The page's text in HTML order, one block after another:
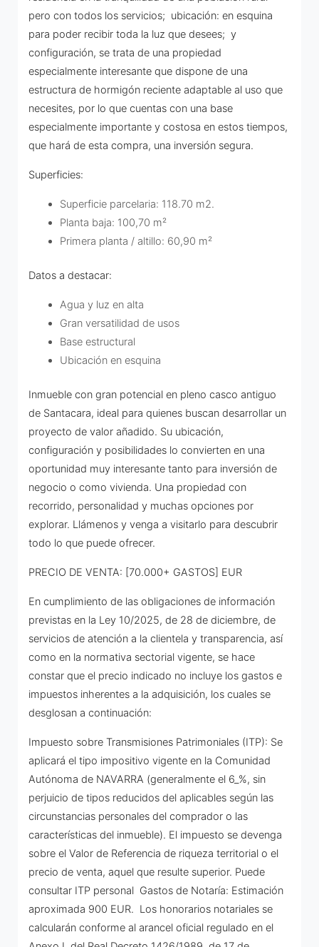
pero con todos los servicios; ubicación: en esquina
para poder recibir toda la luz que desees; y
configuración, se trata de una propiedad
especialmente interesante que dispone de una
estructura de hormigón reciente adaptable al uso que
necesites, por lo que cuentas con una base
especialmente importante y costosa en estos tiempos,
que hará de esta compra, una inversión segura.
Superficies:
Superficie parcelaria: 118.70 m2.
Planta baja: 100,70 m²
Primera planta / altillo: 60,90 m²
Datos a destacar:
Agua y luz en alta
Gran versatilidad de usos
Base estructural
Ubicación en esquina
Inmueble con gran potencial en pleno casco antiguo
de Santacara, ideal para quienes buscan desarrollar un
proyecto de valor añadido. Su ubicación,
configuración y posibilidades lo convierten en una
oportunidad muy interesante tanto para inversión de
negocio o como vivienda. Una propiedad con
recorrido, personalidad y muchas opciones por
explorar. Llámenos y venga a visitarlo para descubrir
todo lo que puede ofrecer.
PRECIO DE VENTA: [70.000+ GASTOS] EUR
En cumplimiento de las obligaciones de información
previstas en la Ley 10/2025, de 28 de diciembre, de
servicios de atención a la clientela y transparencia, así
como en la normativa sectorial vigente, se hace
constar que el precio indicado no incluye los gastos e
impuestos inherentes a la adquisición, los cuales se
desglosan a continuación:
Impuesto sobre Transmisiones Patrimoniales (ITP): Se
aplicará el tipo impositivo vigente en la Comunidad
Autónoma de NAVARRA (generalmente el 6_%, sin
perjuicio de tipos reducidos del aplicables según las
circunstancias personales del comprador o las
características del inmueble). El impuesto se devenga
sobre el Valor de Referencia de riqueza territorial o el
precio de venta, aquel que resulte superior. Puede
consultar ITP personal Gastos de Notaría: Estimación
aproximada 900 EUR. Los honorarios notariales se
calcularán conforme al arancel oficial regulado en el